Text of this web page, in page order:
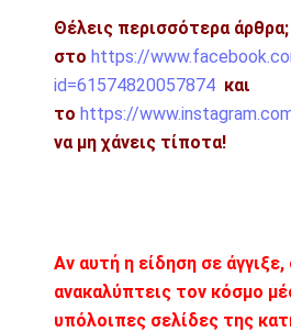
Θέλεις περισσότερα άρθρα;
στο https://
id=61574820057874 και
το https://
να μη χάνεις τίποτα!
Αν αυτή η είδηση σε άγγιξε,
ανακαλύπτεις τον κόσμο
υπόλοιπες σελίδες της